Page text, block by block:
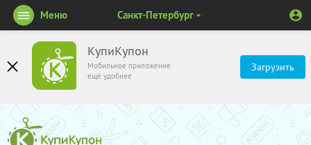
КупиКупон
Мобильное приложение
ещё удобнее
Загрузить
Меню Санкт-Петербург